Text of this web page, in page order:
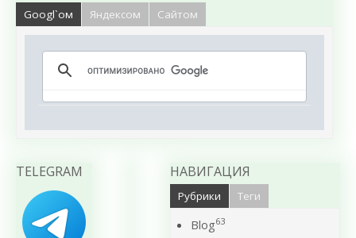
Googl`ом Яндексом Сайтом
TELEGRAM НАВИГАЦИЯ
Рубрики Теги
Blog63